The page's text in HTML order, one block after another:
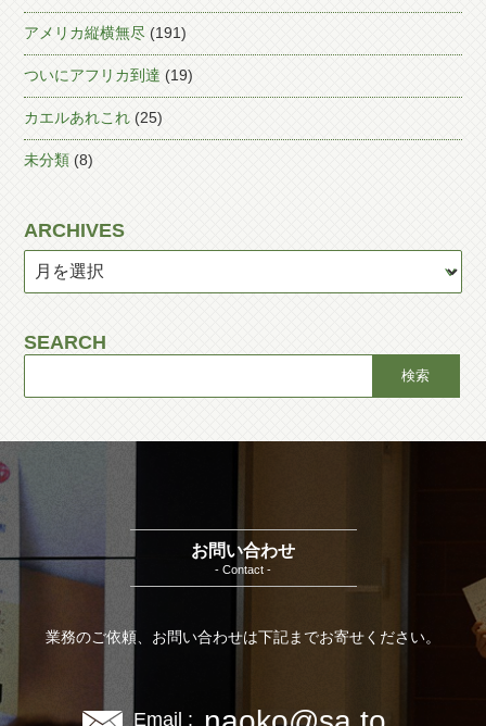
アメリカ縦横無尽 (191)
ついにアフリカ到達 (19)
カエルあれこれ (25)
未分類 (8)
ARCHIVES
SEARCH
お問い合わせ
- Contact -
業務のご依頼、お問い合わせは下記までお寄せください。
Email :